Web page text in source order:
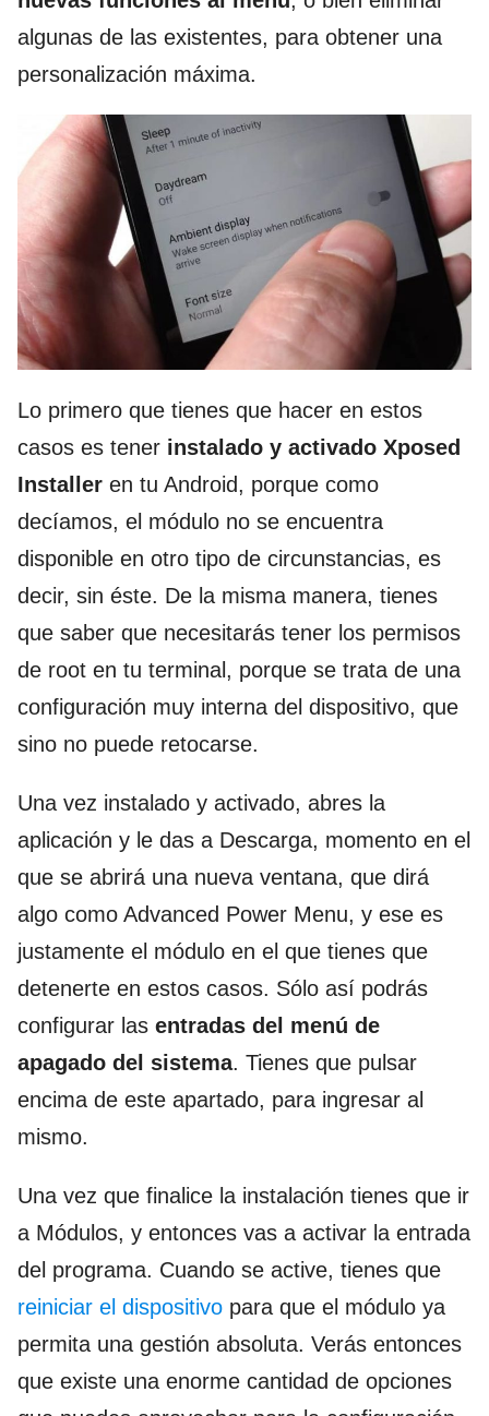
algunas de las existentes, para obtener una
personalización máxima.
Lo primero que tienes que hacer en estos
casos es tener instalado y activado Xposed
Installer en tu Android, porque como
decíamos, el módulo no se encuentra
disponible en otro tipo de circunstancias, es
decir, sin éste. De la misma manera, tienes
que saber que necesitarás tener los permisos
de root en tu terminal, porque se trata de una
configuración muy interna del dispositivo, que
sino no puede retocarse.
Una vez instalado y activado, abres la
aplicación y le das a Descarga, momento en el
que se abrirá una nueva ventana, que dirá
algo como Advanced Power Menu, y ese es
justamente el módulo en el que tienes que
detenerte en estos casos. Sólo así podrás
configurar las entradas del menú de
apagado del sistema. Tienes que pulsar
encima de este apartado, para ingresar al
mismo.
Una vez que finalice la instalación tienes que ir
a Módulos, y entonces vas a activar la entrada
del programa. Cuando se active, tienes que
reiniciar el dispositivo para que el módulo ya
permita una gestión absoluta. Verás entonces
que existe una enorme cantidad de opciones